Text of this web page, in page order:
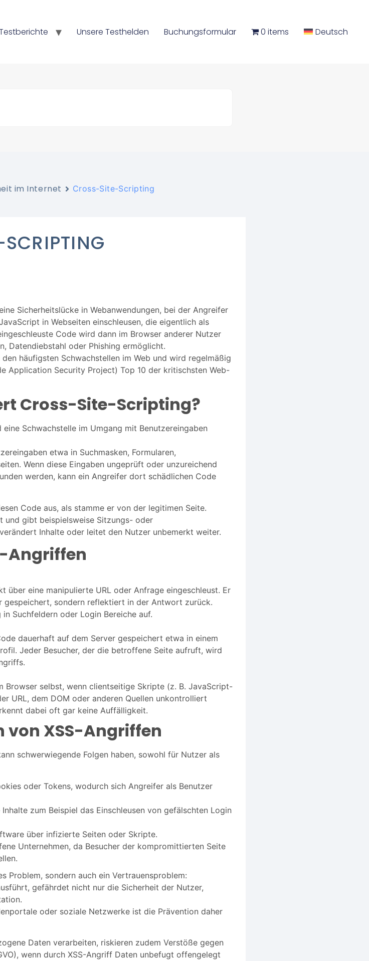
Unsere Testhelden Buchungsformular 0 items Deutsch
im Internet Cross-Site-Scripting
Sicherheitslücke in Webanwendungen, bei der Angreifer
in Webseiten einschleusen, die eigentlich als
Code wird dann im Browser anderer Nutzer
Datendiebstahl oder Phishing ermöglicht.
häufigsten Schwachstellen im Web und wird regelmäßig
Application Security Project) Top 10 der kritischsten Web-
Cross-Site-Scripting?
Schwachstelle im Umgang mit Benutzereingaben
etwa in Suchmasken, Formularen,
Wenn diese Eingaben ungeprüft oder unzureichend
werden, kann ein Angreifer dort schädlichen Code
Code aus, als stamme er von der legitimen Seite.
und gibt beispielsweise Sitzungs- oder
Inhalte oder leitet den Nutzer unbemerkt weiter.
Angriffen
über eine manipulierte URL oder Anfrage eingeschleust. Er
gespeichert, sondern reflektiert in der Antwort zurück.
Suchfeldern oder Login Bereiche auf.
dauerhaft auf dem Server gespeichert etwa in einem
Jeder Besucher, der die betroffene Seite aufruft, wird
Browser selbst, wenn clientseitige Skripte (z. B. JavaScript-
URL, dem DOM oder anderen Quellen unkontrolliert
dabei oft gar keine Auffälligkeit.
XSS-Angriffen
schwerwiegende Folgen haben, sowohl für Nutzer als
oder Tokens, wodurch sich Angreifer als Benutzer
zum Beispiel das Einschleusen von gefälschten Login
über infizierte Seiten oder Skripte.
Unternehmen, da Besucher der kompromittierten Seite
Problem, sondern auch ein Vertrauensproblem:
gefährdet nicht nur die Sicherheit der Nutzer,
oder soziale Netzwerke ist die Prävention daher
Daten verarbeiten, riskieren zudem Verstöße gegen
wenn durch XSS-Angriff Daten unbefugt offengelegt